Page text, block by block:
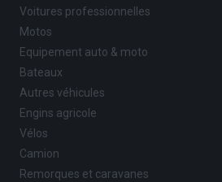
Voitures professionnelles
Motos
Equipement auto & moto
Bateaux
Autres véhicules
Engins agricole
Vélos
Camion
Remorques et caravanes